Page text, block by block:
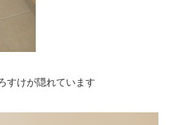
すけが隠れています